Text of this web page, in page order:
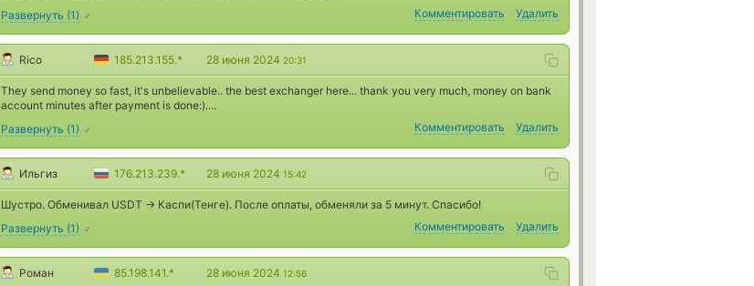
Развернуть (1) Комментировать Удалить
Rico 185.213.155.* 28 июня 2024 20:31
They send money so fast, it's unbelievable.. the best exchanger here... thank you very much, money on bank
account minutes after payment is done:)....
Развернуть (1) Комментировать Удалить
Ильгиз 176.213.239.* 28 июня 2024 15:42
Шустро. Обменивал USDT -> Каспи(Тенге). После оплаты, обменяли за 5 минут. Спасибо!
Развернуть (1) Комментировать Удалить
Роман 85.198.141.* 28 июня 2024 12:56